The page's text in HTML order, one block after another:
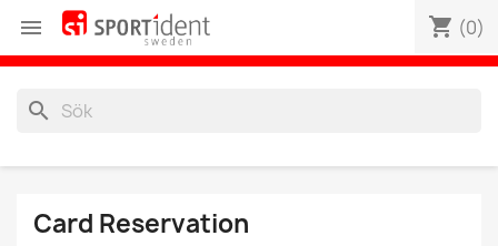
 shopping_cart (0)
search
Card Reservation